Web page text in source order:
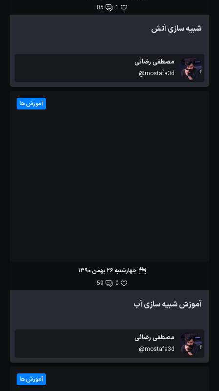
1
85
شبیه سازی آتش
مصطفی رضائی
@mostafa3d
آموزش ها
چهارشنبه 26 بهمن 1390
0
59
آموزش شبیه سازی آب
مصطفی رضائی
@mostafa3d
آموزش ها